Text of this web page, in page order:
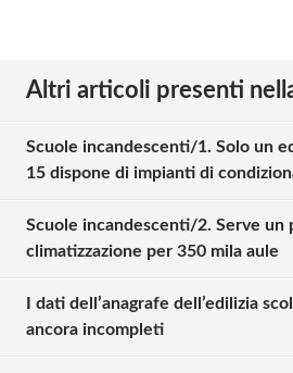
Altri articoli presenti
Scuole incandescenti/1. Solo un
15 dispone di impianti di
Scuole incandescenti/2. Serve un
climatizzazione per 350 mila aule
I dati dell’anagrafe dell’edilizia
ancora incompleti